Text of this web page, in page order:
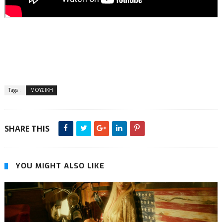
Tags : ΜΟΥΣΙΚΗ
SHARE THIS
YOU MIGHT ALSO LIKE